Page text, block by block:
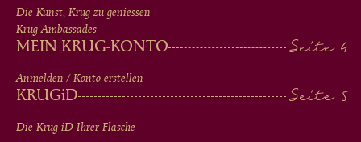
Die Kunst, Krug zu geniessen
Krug Ambassades
MEIN KRUG-KONTO
Anmelden / Konto erstellen
KRUGiD
Die Krug iD Ihrer Flasche